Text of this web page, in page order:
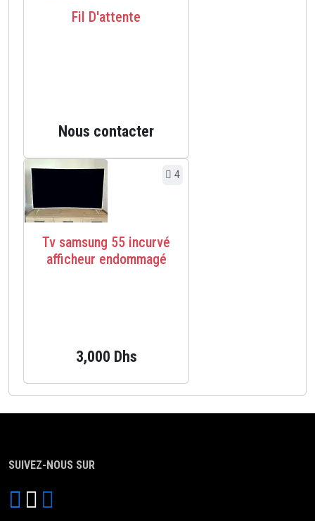
Fil D'attente
Nous contacter
4
Tv samsung 55 incurvé
afficheur endommagé
3,000 Dhs
SUIVEZ-NOUS SUR